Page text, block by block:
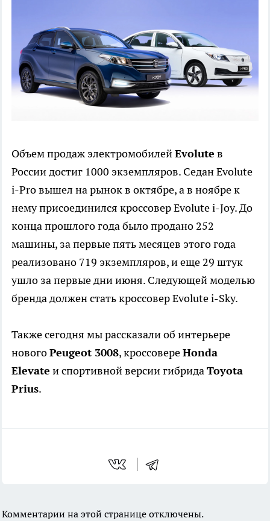
Объем продаж электромобилейEvolute в
России достиг 1000 экземпляров. Седан Evolute
i-Pro вышел на рынок в октябре, а в ноябре к
нему присоединился кроссовер Evolute i-Joy. До
конца прошлого года было продано 252
машины, за первые пять месяцев этого года
реализовано 719 экземпляров, и еще 29 штук
ушло за первые дни июня. Следующей моделью
бренда должен стать кроссовер Evolute i-Sky.
Также сегодня мы рассказали об интерьере
новогоPeugeot 3008, кроссовереHonda
Elevate и спортивной версии гибридаToyota
Prius.
Комментарии на этой странице отключены.